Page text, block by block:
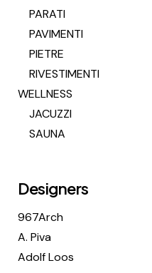
PARATI
PAVIMENTI
PIETRE
RIVESTIMENTI
WELLNESS
JACUZZI
SAUNA
Designers
967Arch
A. Piva
Adolf Loos